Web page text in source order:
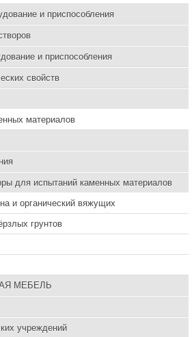
и приспособления
и приспособления
свойств
материалов
для испытаний каменных материалов
и органический вяжущих
грунтов
МЕБЕЛЬ
учреждений